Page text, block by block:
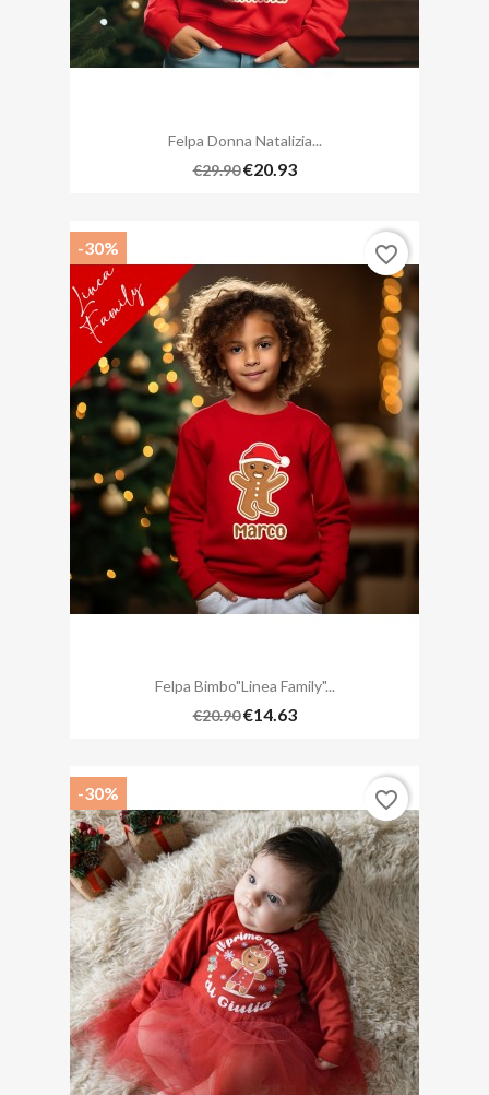
Felpa Donna Natalizia...
€29.90 €20.93
Felpa Bimbo"Linea Family"...
€20.90 €14.63
-30% favorite_border
-30% favorite_border